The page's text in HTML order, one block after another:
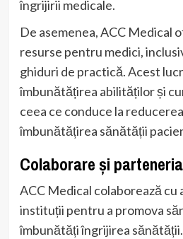
îngrijirii medicale.
De asemenea, ACC Medical
resurse pentru medici,
ghiduri de practică. Acest
îmbunătățirea abilităților și
ceea ce conduce la
îmbunătățirea sănătății
Colaborare și
ACC Medical colaborează cu
instituții pentru a promova
îmbunătăți îngrijirea